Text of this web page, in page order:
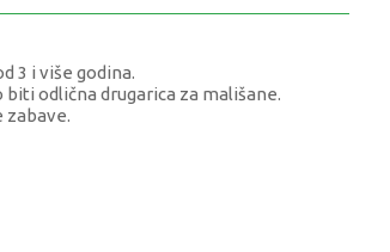
3 i više godina.
odlična drugarica za mališane.
zabave.